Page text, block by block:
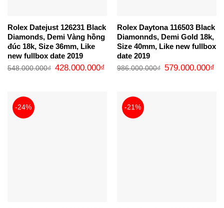
Rolex Datejust 126231 Black
Diamonds, Demi Vàng hồng
đúc 18k, Size 36mm, Like
new fullbox date 2019
548.000.000₫ Giá
gốc
428.000.000₫Giá
hiện
Rolex Daytona 116503 Black
Diamonnds, Demi Gold 18k,
Size 40mm, Like new fullbox
date 2019
986.000.000₫
Giá
gốc
579.000.000₫
-24% -21%